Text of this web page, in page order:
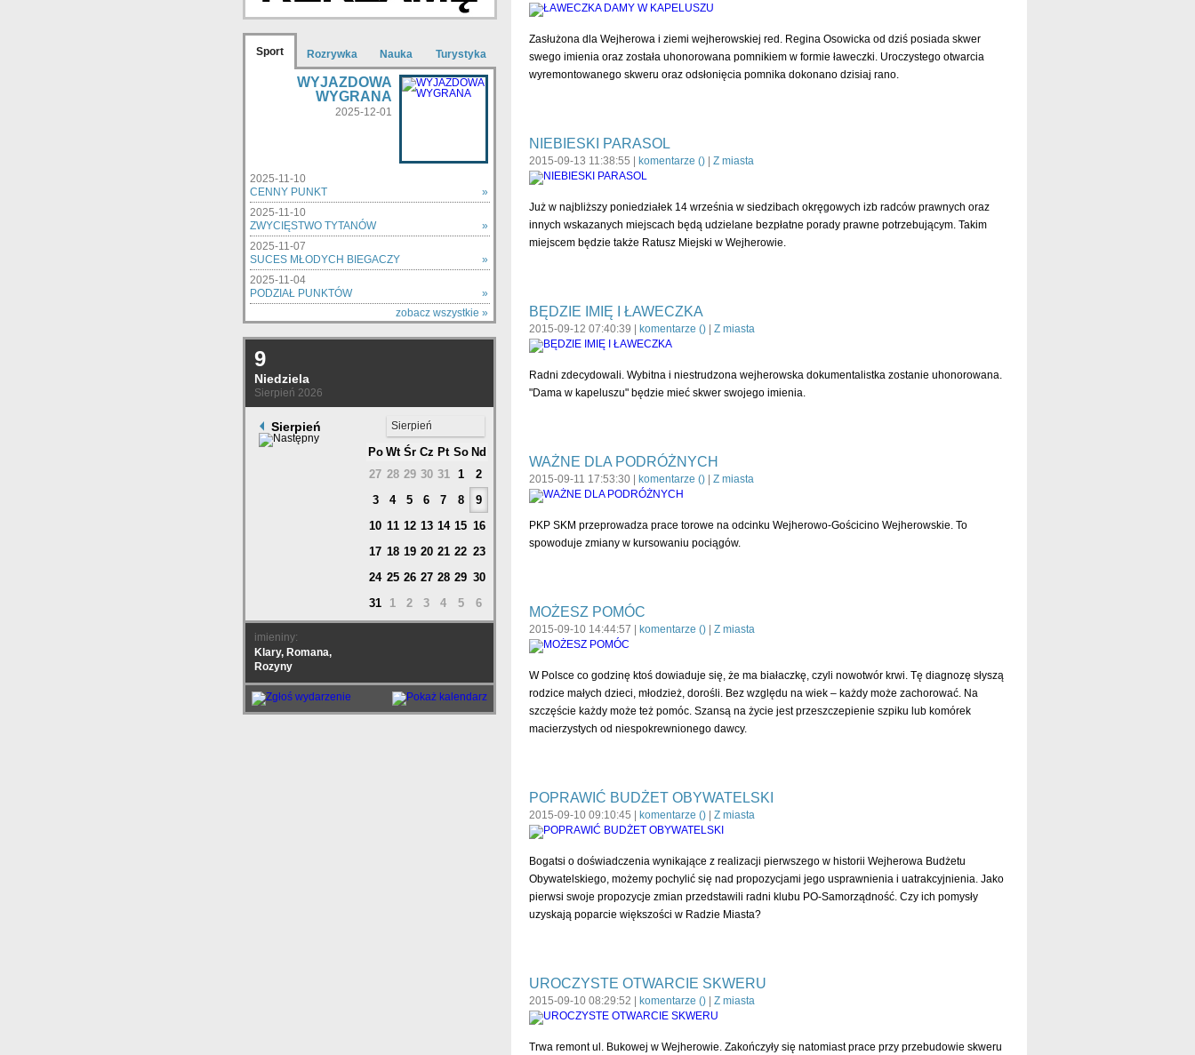
Sport Rozrywka Nauka Turystyka
WYJAZDOWA
WYGRANA
2025-12-01
2025-11-10
CENNY PUNKT
»
2025-11-10
ZWYCIĘSTWO TYTANÓW
»
2025-11-07
SUCES MŁODYCH BIEGACZY
»
2025-11-04
PODZIAŁ PUNKTÓW
»
zobacz wszystkie »
9
Niedziela
Sierpień 2026
Sierpień Sierpień
Po Wt Śr Cz Pt So Nd
27 28 29 30 31 1
2
3
4 5 6 7 8
9
10 11 12 13 14 15 16
17 18 19 20 21 22 23
24 25 26 27 28 29 30
31
1 2 3 4 5 6
imieniny:
Klary, Romana,
Rozyny
Zasłużona dla Wejherowa i ziemi wejherowskiej red. Regina Osowicka od dziś posiada skwer
swego imienia oraz została uhonorowana pomnikiem w formie ławeczki. Uroczystego otwarcia
wyremontowanego skweru oraz odsłonięcia pomnika dokonano dzisiaj rano.
NIEBIESKI PARASOL
2015-09-13 11:38:55 | komentarze ()| Z miasta
Już w najbliższy poniedziałek 14 września w siedzibach okręgowych izb radców prawnych oraz
innych wskazanych miejscach będą udzielane bezpłatne porady prawne potrzebującym. Takim
miejscem będzie także Ratusz Miejski w Wejherowie.
BĘDZIE IMIĘ I ŁAWECZKA
2015-09-12 07:40:39 | komentarze ()| Z miasta
Radni zdecydowali. Wybitna i niestrudzona wejherowska dokumentalistka zostanie uhonorowana.
"Dama w kapeluszu" będzie mieć skwer swojego imienia.
WAŻNE DLA PODRÓŻNYCH
2015-09-11 17:53:30 | komentarze ()| Z miasta
PKP SKM przeprowadza prace torowe na odcinku Wejherowo-Gościcino Wejherowskie. To
spowoduje zmiany w kursowaniu pociągów.
MOŻESZ POMÓC
2015-09-10 14:44:57 | komentarze ()| Z miasta
W Polsce co godzinę ktoś dowiaduje się, że ma białaczkę, czyli nowotwór krwi. Tę diagnozę słyszą
rodzice małych dzieci, młodzież, dorośli. Bez względu na wiek – każdy może zachorować. Na
szczęście każdy może też pomóc. Szansą na życie jest przeszczepienie szpiku lub komórek
macierzystych od niespokrewnionego dawcy.
POPRAWIĆ BUDŻET OBYWATELSKI
2015-09-10 09:10:45 | komentarze ()| Z miasta
Bogatsi o doświadczenia wynikające z realizacji pierwszego w historii Wejherowa Budżetu
Obywatelskiego, możemy pochylić się nad propozycjami jego usprawnienia i uatrakcyjnienia. Jako
pierwsi swoje propozycje zmian przedstawili radni klubu PO-Samorządność. Czy ich pomysły
uzyskają poparcie większości w Radzie Miasta?
UROCZYSTE OTWARCIE SKWERU
2015-09-10 08:29:52 | komentarze ()| Z miasta
Trwa remont ul. Bukowej w Wejherowie. Zakończyły się natomiast prace przy przebudowie skweru